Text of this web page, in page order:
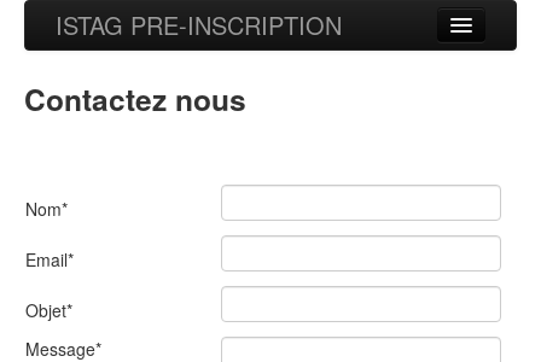
ISTAG PRE-INSCRIPTION
Contactez nous
Nom*
Email*
Objet*
Message*